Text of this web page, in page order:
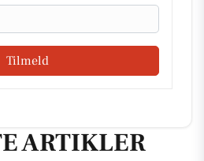
Tilmeld
ARTIKLER